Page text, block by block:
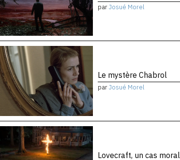
parJosué Morel
Le mystère Chabrol
parJosué Morel
Lovecraft, un cas moral